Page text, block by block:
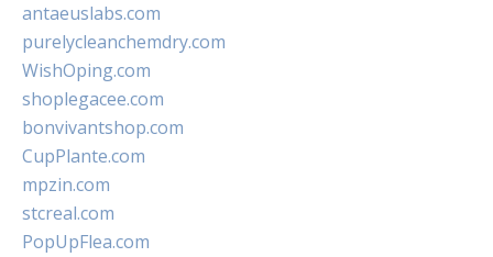
antaeuslabs.com
purelycleanchemdry.com
WishOping.com
shoplegacee.com
bonvivantshop.com
CupPlante.com
mpzin.com
stcreal.com
PopUpFlea.com